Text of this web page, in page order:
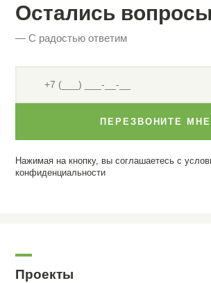
Остались
— С радостью ответим
ПЕРЕЗВОНИТЕ МНЕ
Нажимая на кнопку, вы соглашаетесь с
конфиденциальности
Проекты